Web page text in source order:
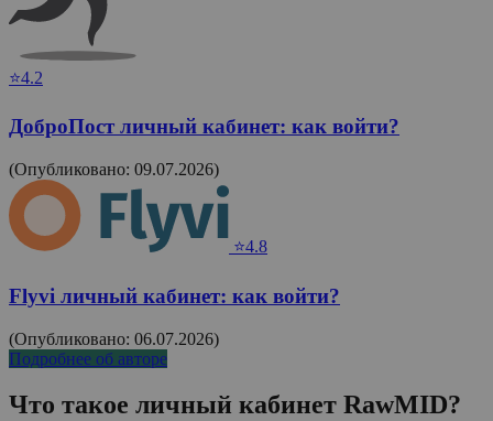
⭐4.2
ДоброПост личный кабинет: как войти?
(Опубликовано: 09.07.2026)
⭐4.8
Flyvi личный кабинет: как войти?
(Опубликовано: 06.07.2026)
Подробнее об авторе
Что такое личный кабинет RawMID?